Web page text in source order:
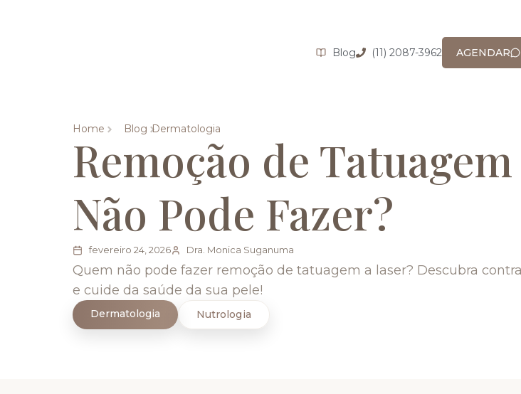
Blog (11) 2087-3962 AGENDAR
Home Blog Dermatologia
Remoção de
Não Pode Fazer?
fevereiro 24, 2026 Dra. Monica Suganuma
Quem não pode fazer remoção de tatuagem a laser? Descubra
e cuide da saúde da sua pele!
Dermatologia Nutrologia